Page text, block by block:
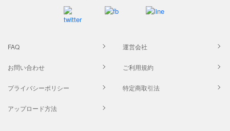
FAQ 運営会社
お問い合わせ ご利用規約
プライバシーポリシー 特定商取引法
アップロード方法